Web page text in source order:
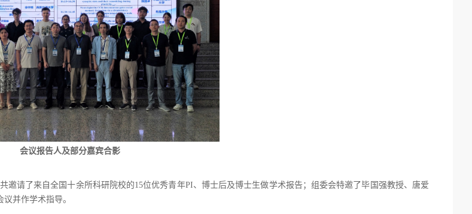
会议报告人及部分嘉宾合影
邀请了来自全国十余所科研院校的15位优秀青年PI、博士后及博士生做学术报告；组委会特邀了毕国强教授、唐爱
并作学术指导。